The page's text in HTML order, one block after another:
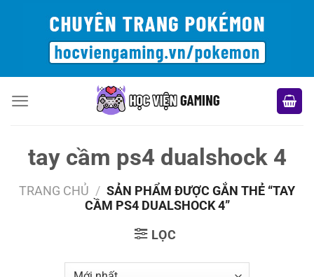
tay cầm ps4 dualshock 4
TRANG CHỦ / SẢN PHẨM ĐƯỢC GẮN THẺ “TAY
CẦM PS4 DUALSHOCK 4”
LỌC